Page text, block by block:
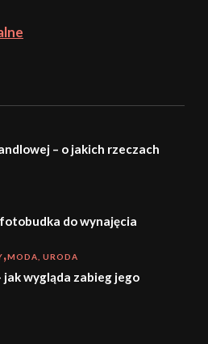
– o jakich rzeczach
do wynajęcia
MODA, URODA
jak wygląda zabieg jego